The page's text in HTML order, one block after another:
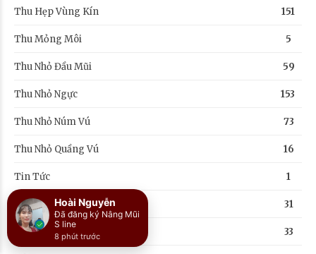
Thu Hẹp Vùng Kín 151
Thu Mỏng Môi 5
Thu Nhỏ Đầu Mũi 59
Thu Nhỏ Ngực 153
Thu Nhỏ Núm Vú 73
Thu Nhỏ Quầng Vú 16
Tin Tức 1
Trẻ Hóa Vùng Kín 31
Treo Chân Mày 33
Hoài Nguyễn
Đã đăng ký Nâng Mũi
S line
8 phút trước